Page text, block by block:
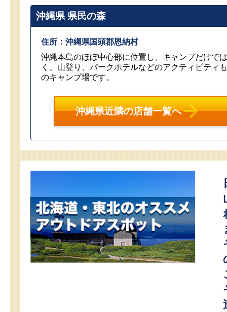
沖縄県 県民の森
住所：沖縄県国頭郡恩納村
沖縄本島のほぼ中心部に位置し、キャンプだけで
く、山登り、パークホテルなどのアクティビティ
のキャンプ場です。
沖縄県近隣の店舗一覧へ